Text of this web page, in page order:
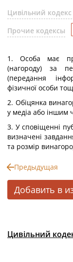
Цивільний
Прочие кодексы
1. Особа має
(нагороду) за
(передання
фізичної особи
2. Обіцянка
у медіа або іншим
3. У сповіщенні
визначені
та розмір
Предыдущая
Добавить в
Цивільний